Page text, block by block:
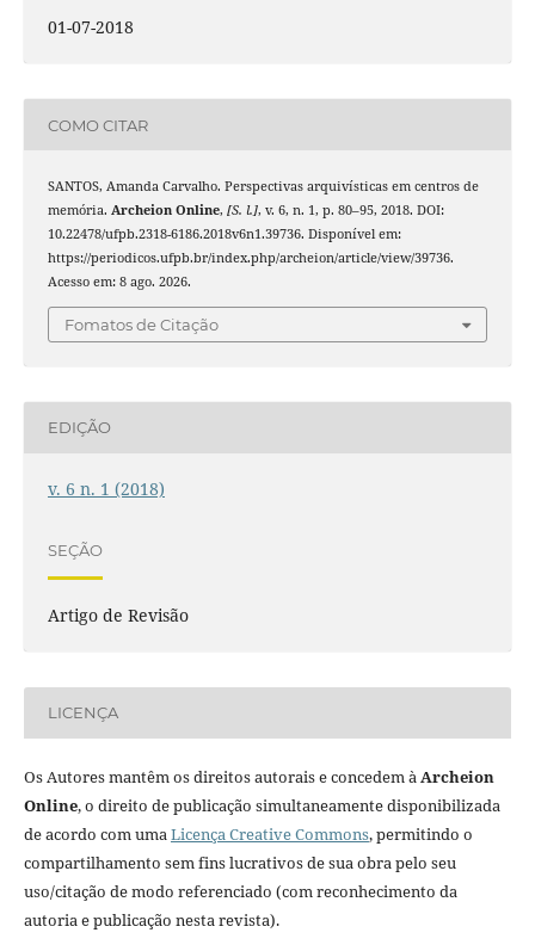
01-07-2018
COMO CITAR
SANTOS, Amanda Carvalho. Perspectivas arquivísticas em centros de
memória. Archeion Online, [S. l.], v. 6, n. 1, p. 80–95, 2018. DOI:
10.22478/ufpb.2318-6186.2018v6n1.39736. Disponível em:
https://periodicos.ufpb.br/index.php/archeion/article/view/39736.
Acesso em: 8 ago. 2026.
Fomatos de Citação
EDIÇÃO
v. 6 n. 1 (2018)
SEÇÃO
Artigo de Revisão
LICENÇA
Os Autores mantêm os direitos autorais e concedem àArcheion
Online, o direito de publicação simultaneamente disponibilizada
de acordo com umaLicença Creative Commons, permitindo o
compartilhamento sem fins lucrativos de sua obra pelo seu
uso/citação de modo referenciado (com reconhecimento da
autoria e publicação nesta revista).